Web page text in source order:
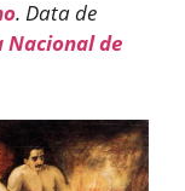
. Data de
Nacional de